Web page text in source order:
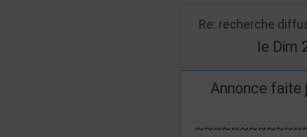
Re: recherche
le Dim
Annonce